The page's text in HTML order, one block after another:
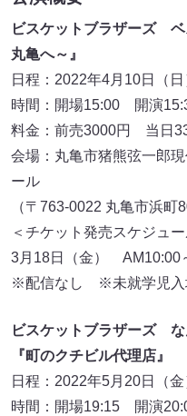
ビスケットブラザーズ
丸亀へ～』
日程：2022年4月10日（日
時間：開場15:00 開演
料金：前売3000円 当日
会場：丸亀市猪熊弦一郎
ール
（〒763-0022 丸亀市浜町
＜チケット発売スケジュー
3月18日（金） AM10:00
※配信なし ※未就学児入
ビスケットブラザーズ
『町のクチビル代理店』
日程：2022年5月20日（金
時間：開場19:15 開演